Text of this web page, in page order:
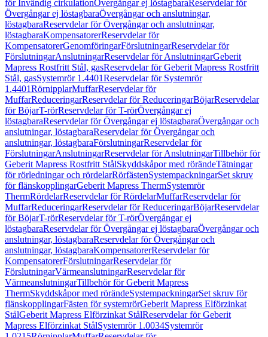
för Invändig cirkulationÖvergångar ej löstagbaraReservdelar för
Övergångar ej löstagbaraÖvergångar och anslutningar,
löstagbaraReservdelar för Övergångar och anslutningar,
löstagbaraKompensatorerReservdelar för
KompensatorerGenomföringarFörslutningarReservdelar för
FörslutningarAnslutningarReservdelar för AnslutningarGeberit
Mapress Rostfritt Stål, gasReservdelar för Geberit Mapress Rostfritt
Stål, gasSystemrör 1.4401Reservdelar för Systemrör
1.4401RörnipplarMuffarReservdelar för
MuffarReduceringarReservdelar för ReduceringarBöjarReservdelar
för BöjarT-rörReservdelar för T-rörÖvergångar ej
löstagbaraReservdelar för Övergångar ej löstagbaraÖvergångar och
anslutningar, löstagbaraReservdelar för Övergångar och
anslutningar, löstagbaraFörslutningarReservdelar för
FörslutningarAnslutningarReservdelar för AnslutningarTillbehör för
Geberit Mapress Rostfritt StålSkyddskåpor med rörändeTätningar
för rörledningar och rördelarRörfästenSystempackningarSet skruv
för flänskopplingarGeberit Mapress ThermSystemrör
ThermRördelarReservdelar för RördelarMuffarReservdelar för
MuffarReduceringarReservdelar för ReduceringarBöjarReservdelar
för BöjarT-rörReservdelar för T-rörÖvergångar ej
löstagbaraReservdelar för Övergångar ej löstagbaraÖvergångar och
anslutningar, löstagbaraReservdelar för Övergångar och
anslutningar, löstagbaraKompensatorerReservdelar för
KompensatorerFörslutningarReservdelar för
FörslutningarVärmeanslutningarReservdelar för
VärmeanslutningarTillbehör för Geberit Mapress
ThermSkyddskåpor med rörändeSystempackningarSet skruv för
flänskopplingarFästen för systemrörGeberit Mapress Elförzinkat
StålGeberit Mapress Elförzinkat StålReservdelar för Geberit
Mapress Elförzinkat StålSystemrör 1.0034Systemrör